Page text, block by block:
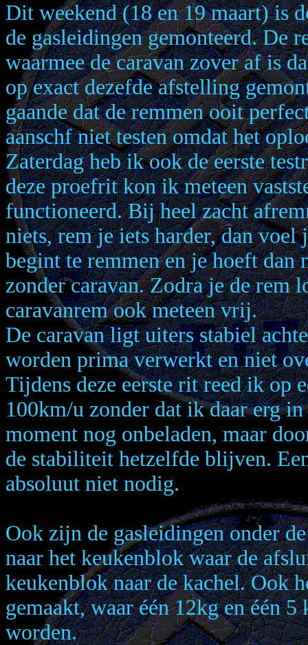
Dit weekend (18 en 19 maart) is
de gasleidingen gemonteerd. De
waarmee de caravan zover af is
op exact dezefde afstelling
gaande dat de remmen ooit
aanschf niet testen omdat het
Zaterdag heb ik ook de eerste
deze proefrit kon ik meteen
functioneerd. Bij heel zacht
niets, rem je iets harder, dan voel
begint te remmen en je hoeft dan
zonder caravan. Zodra je de rem
caravanrem ook meteen vrij.
De caravan ligt uiters stabiel
worden prima verwerkt en niet
Tijdens deze eerste rit reed ik op
100km/u zonder dat ik daar erg
moment nog onbeladen, maar
de stabiliteit hetzelfde blijven.
absoluut niet nodig.
Ook zijn de gasleidingen onder
naar het keukenblok waar de
keukenblok naar de kachel. Ook
gemaakt, waar één 12kg en één
worden.